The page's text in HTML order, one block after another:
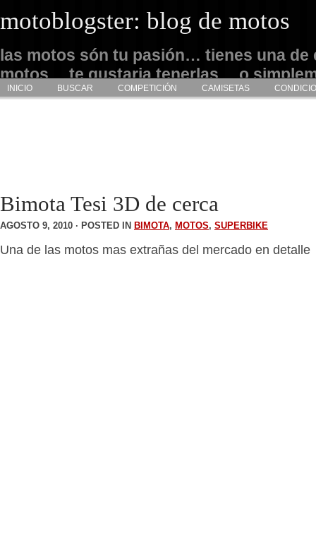
motoblogster: blog de motos
las motos són tu pasión… tienes una de
motos… te gustaria tenerlas… o
admirarlas… este es tu sitio
INICIO BUSCAR COMPETICIÓN CAMISETAS
Bimota Tesi 3D de cerca
AGOSTO 9, 2010 · POSTED IN BIMOTA, MOTOS, SUPERBIKE
Una de las motos mas extrañas del mercado en detalle